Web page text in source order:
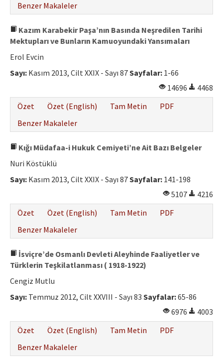
Benzer Makaleler
Kazım Karabekir Paşa’nın Basında Neşredilen Tarihi
Mektupları ve Bunların Kamuoyundaki Yansımaları
Erol Evcin
Sayı: Kasım 2013, Cilt XXIX - Sayı 87Sayfalar: 1-66
14696
4468
Özet
Özet (English) Tam Metin
PDF
Benzer Makaleler
Kığı Müdafaa-i Hukuk Cemiyeti’ne Ait Bazı Belgeler
Nuri Köstüklü
Sayı: Kasım 2013, Cilt XXIX - Sayı 87Sayfalar: 141-198
5107
4216
Özet
Özet (English) Tam Metin
PDF
Benzer Makaleler
İsviçre’de Osmanlı Devleti Aleyhinde Faaliyetler ve
Türklerin Teşkilatlanması ( 1918-1922)
Cengiz Mutlu
Sayı: Temmuz 2012, Cilt XXVIII - Sayı 83 Sayfalar:65-86
6976
4003
Özet
Özet (English) Tam Metin
PDF
Benzer Makaleler